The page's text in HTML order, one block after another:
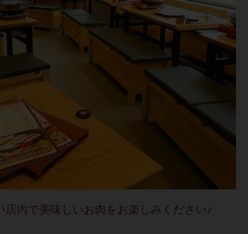
店内で美味しいお肉をお楽しみください♪